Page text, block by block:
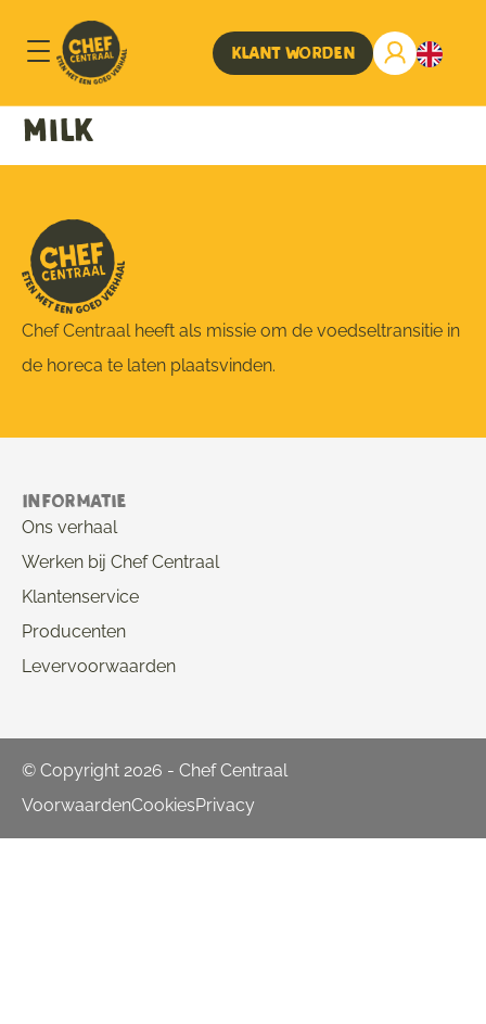
Klant worden
Milk
Chef Centraal heeft als missie om de voedseltransitie in
de horeca te laten plaatsvinden.
Informatie
Ons verhaal
Werken bij Chef Centraal
Klantenservice
Producenten
Levervoorwaarden
© Copyright 2026 - Chef Centraal
VoorwaardenCookiesPrivacy